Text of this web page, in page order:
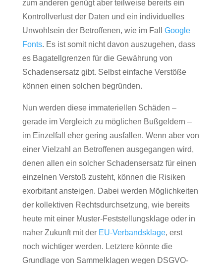
zum anderen genügt aber teilweise bereits ein
Kontrollverlust der Daten und ein individuelles
Unwohlsein der Betroffenen, wie im Fall Google
Fonts. Es ist somit nicht davon auszugehen, dass
es Bagatellgrenzen für die Gewährung von
Schadensersatz gibt. Selbst einfache Verstöße
können einen solchen begründen.
Nun werden diese immateriellen Schäden –
gerade im Vergleich zu möglichen Bußgeldern –
im Einzelfall eher gering ausfallen. Wenn aber von
einer Vielzahl an Betroffenen ausgegangen wird,
denen allen ein solcher Schadensersatz für einen
einzelnen Verstoß zusteht, können die Risiken
exorbitant ansteigen. Dabei werden Möglichkeiten
der kollektiven Rechtsdurchsetzung, wie bereits
heute mit einer Muster-Feststellungsklage oder in
naher Zukunft mit der EU-Verbandsklage, erst
noch wichtiger werden. Letztere könnte die
Grundlage von Sammelklagen wegen DSGVO-